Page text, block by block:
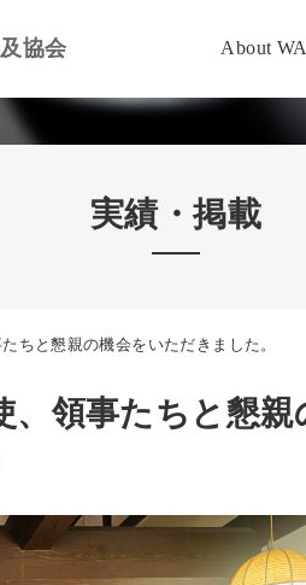
協会 About
実績・掲載
ちと懇親の機会をいただきました。
、領事たちと懇親